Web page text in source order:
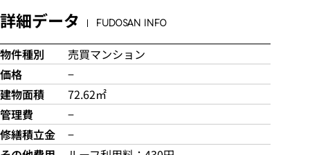
詳細データ FUDOSAN INFO
物件種別
売買マンション
価格
−
建物面積
72.62㎡
管理費
−
修繕積立金
−